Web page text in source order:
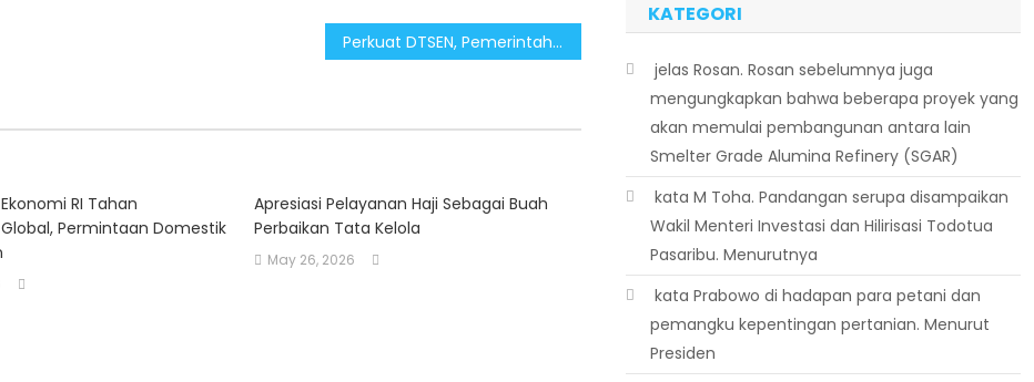
Perkuat DTSEN, Pemerintah Tutup Celah Penyalahgunaan Bansos untuk Judi Daring
RI Tahan
Permintaan Domestik
Apresiasi Pelayanan Haji Sebagai Buah
Perbaikan Tata Kelola
May 26, 2026
KATEGORI
 jelas Rosan. Rosan sebelumnya juga
mengungkapkan bahwa beberapa proyek yang
akan memulai pembangunan antara lain
Smelter Grade Alumina Refinery (SGAR)
 kata M Toha. Pandangan serupa disampaikan
Wakil Menteri Investasi dan Hilirisasi Todotua
Pasaribu. Menurutnya
 kata Prabowo di hadapan para petani dan
pemangku kepentingan pertanian. Menurut
Presiden